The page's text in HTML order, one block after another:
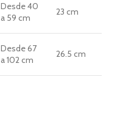
Desde 40
a 59 cm
23 cm
Desde 67
a 102 cm
26.5 cm